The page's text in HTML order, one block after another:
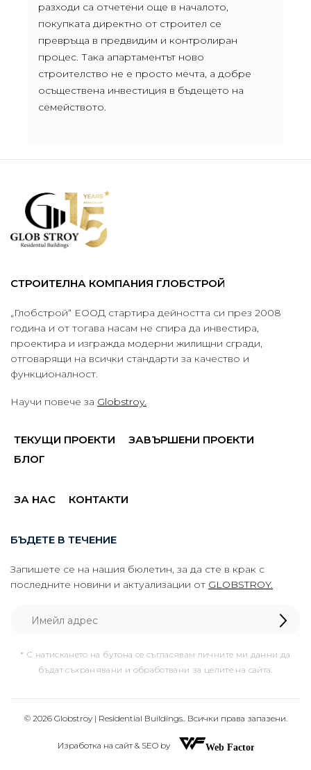
разходи са отчетени още в началото,
покупката директно от строител се
превръща в предвидим и контролиран
процес. Така апартаментът ново
строителство не е просто мечта, а добре
осъществена инвестиция в бъдещето на
семейството.
СТРОИТЕЛНА КОМПАНИЯ ГЛОБСТРОЙ
„Глобстрой“ ЕООД стартира дейността си през 2008
година и от тогава насам не спира да инвестира,
проектира и изгражда модерни жилищни сгради,
отговарящи на всички стандарти за качество и
функционалност.
Научи повече за Globstroy.
ТЕКУЩИ ПРОЕКТИ
ЗАВЪРШЕНИ ПРОЕКТИ
БЛОГ
ЗА НАС КОНТАКТИ
БЪДЕТЕ В ТЕЧЕНИЕ
Запишете се на нашия бюлетин, за да сте в крак с
последните новини и актуализации от GLOBSTROY.
* С натискането на бутона се съгласявам личните ми данни да
бъдат съхранявани и обработвани за целите на сайта.
© 2026 Globstroy | Residential Buildings.. Всички права запазени.
Изработка на сайт & SEO by